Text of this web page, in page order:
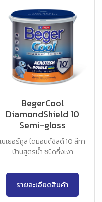
BegerCool
DiamondShield 10
Semi-gloss
เบเยอร์คูล ไดมอนด์ชิลด์ 10 สีทา
บ้านสูตรน้ำ ชนิดกึ่งเงา
รายละเอียดสินค้า